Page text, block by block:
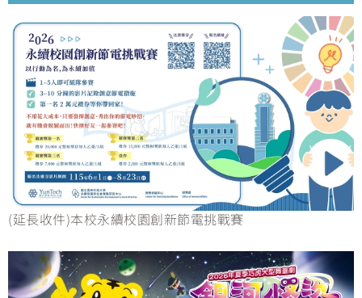
(延長收件)本校永續校園創新節電挑戰賽